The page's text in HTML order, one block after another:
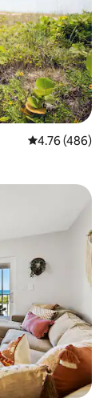
Calificación
4.76 (486)